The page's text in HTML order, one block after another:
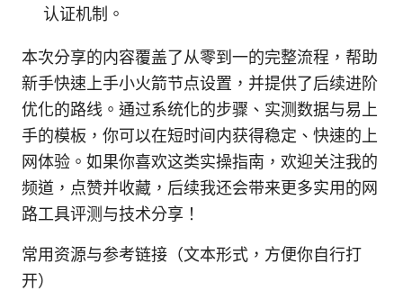
认证机制。
本次分享的内容覆盖了从零到一的完整流程，帮助
新手快速上手小火箭节点设置，并提供了后续进阶
优化的路线。通过系统化的步骤、实测数据与易上
手的模板，你可以在短时间内获得稳定、快速的上
网体验。如果你喜欢这类实操指南，欢迎关注我的
频道，点赞并收藏，后续我还会带来更多实用的网
路工具评测与技术分享！
常用资源与参考链接（文本形式，方便你自行打
开）